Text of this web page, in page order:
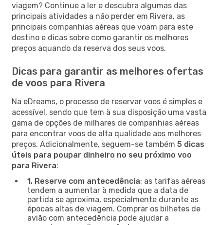
viagem? Continue a ler e descubra algumas das
principais atividades a não perder em Rivera, as
principais companhias aéreas que voam para este
destino e dicas sobre como garantir os melhores
preços aquando da reserva dos seus voos.
Dicas para garantir as melhores ofertas
de voos para Rivera
Na eDreams, o processo de reservar voos é simples e
acessível, sendo que tem à sua disposição uma vasta
gama de opções de milhares de companhias aéreas
para encontrar voos de alta qualidade aos melhores
preços. Adicionalmente, seguem-se também 5 dicas
úteis para poupar dinheiro no seu próximo voo
para Rivera:
1. Reserve com antecedência: as tarifas aéreas
tendem a aumentar à medida que a data de
partida se aproxima, especialmente durante as
épocas altas de viagem. Comprar os bilhetes de
avião com antecedência pode ajudar a